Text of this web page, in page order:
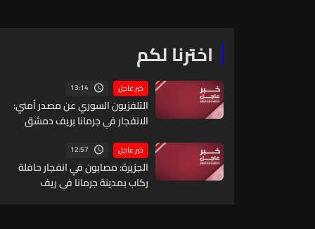
اخترنا لكم
خبر عاجل 13:14
التلفزيون السوري عن مصدر أمني:
الانفجار في جرمانا بريف دمشق
بحافلة ركاب
خبر عاجل 12:57
الجزيرة: مصابون في انفجار حافلة
ركاب بمدينة جرمانا في ريف